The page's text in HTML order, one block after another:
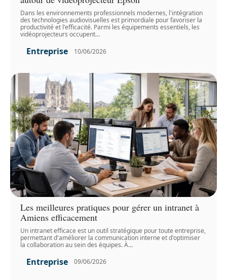
Dans les environnements professionnels modernes, l'intégration
des technologies audiovisuelles est primordiale pour favoriser la
productivité et l'efficacité. Parmi les équipements essentiels, les
vidéoprojecteurs occupent…
Entreprise 10/06/2026
Les meilleures pratiques pour gérer un intranet à
Amiens efficacement
Un intranet efficace est un outil stratégique pour toute entreprise,
permettant d'améliorer la communication interne et d'optimiser
la collaboration au sein des équipes. À…
Entreprise 09/06/2026